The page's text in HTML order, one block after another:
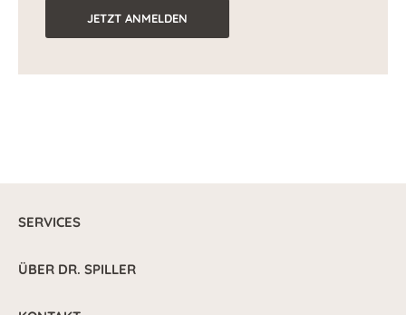
JETZT ANMELDEN
SERVICES
ÜBER DR. SPILLER